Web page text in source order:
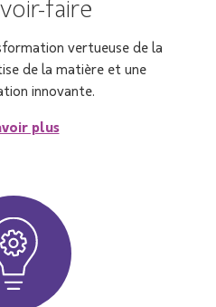
faire
vertueuse de la
de la matière et une
innovante.
plus